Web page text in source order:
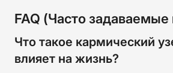
FAQ (Часто
Что такое кармический
влияет на жизнь?